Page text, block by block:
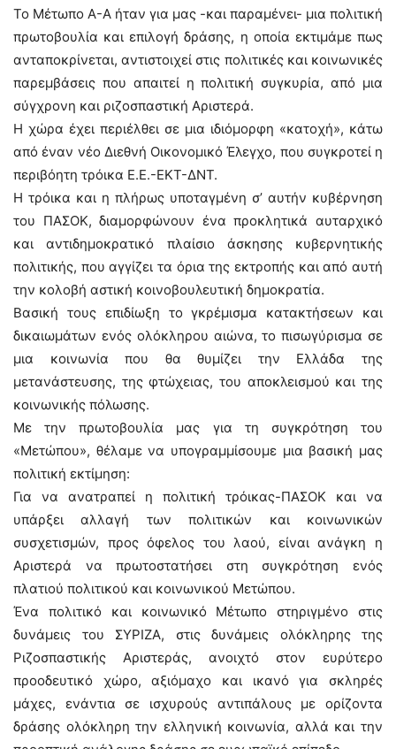
Το Μέτωπο Α-Α ήταν για μας -και παραμένει- μια πολιτική
πρωτοβουλία και επιλογή δράσης, η οποία εκτιμάμε πως
ανταποκρίνεται, αντιστοιχεί στις πολιτικές και κοινωνικές
παρεμβάσεις που απαιτεί η πολιτική συγκυρία, από μια
σύγχρονη και ριζοσπαστική Αριστερά.
Η χώρα έχει περιέλθει σε μια ιδιόμορφη «κατοχή», κάτω
από έναν νέο Διεθνή Οικονομικό Έλεγχο, που συγκροτεί η
περιβόητη τρόικα Ε.Ε.-ΕΚΤ-ΔΝΤ.
Η τρόικα και η πλήρως υποταγμένη σ’ αυτήν κυβέρνηση
του ΠΑΣΟΚ, διαμορφώνουν ένα προκλητικά αυταρχικό
και αντιδημοκρατικό πλαίσιο άσκησης κυβερνητικής
πολιτικής, που αγγίζει τα όρια της εκτροπής και από αυτή
την κολοβή αστική κοινοβουλευτική δημοκρατία.
Βασική τους επιδίωξη το γκρέμισμα κατακτήσεων και
δικαιωμάτων ενός ολόκληρου αιώνα, το πισωγύρισμα σε
μια κοινωνία που θα θυμίζει την Ελλάδα της
μετανάστευσης, της φτώχειας, του αποκλεισμού και της
κοινωνικής πόλωσης.
Με την πρωτοβουλία μας για τη συγκρότηση του
«Μετώπου», θέλαμε να υπογραμμίσουμε μια βασική μας
πολιτική εκτίμηση:
Για να ανατραπεί η πολιτική τρόικας-ΠΑΣΟΚ και να
υπάρξει αλλαγή των πολιτικών και κοινωνικών
συσχετισμών, προς όφελος του λαού, είναι ανάγκη η
Αριστερά να πρωτοστατήσει στη συγκρότηση ενός
πλατιού πολιτικού και κοινωνικού Μετώπου.
Ένα πολιτικό και κοινωνικό Μέτωπο στηριγμένο στις
δυνάμεις του ΣΥΡΙΖΑ, στις δυνάμεις ολόκληρης της
Ριζοσπαστικής Αριστεράς, ανοιχτό στον ευρύτερο
προοδευτικό χώρο, αξιόμαχο και ικανό για σκληρές
μάχες, ενάντια σε ισχυρούς αντιπάλους με ορίζοντα
δράσης ολόκληρη την ελληνική κοινωνία, αλλά και την